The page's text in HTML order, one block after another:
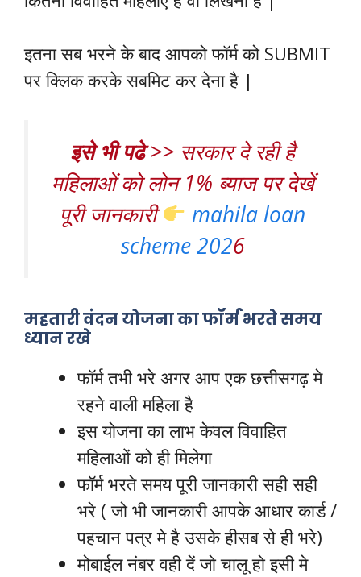
इतना सब भरने के बाद आपको फॉर्म को SUBMIT
पर क्लिक करके सबमिट कर देना है |
इसे भी पढे>> सरकार दे रही है
महिलाओं को लोन 1% ब्याज पर देखें
पूरी जानकारी
mahila loan
scheme 2026
महतारी वंदन योजना का फॉर्म भरते समय
ध्यान रखे
फॉर्म तभी भरे अगर आप एक छत्तीसगढ़ मे
रहने वाली महिला है
इस योजना का लाभ केवल विवाहित
महिलाओं को ही मिलेगा
फॉर्म भरते समय पूरी जानकारी सही सही
भरे ( जो भी जानकारी आपके आधार कार्ड /
पहचान पत्र मे है उसके हीसब से ही भरे)
मोबाईल नंबर वही दें जो चालू हो इसी मे